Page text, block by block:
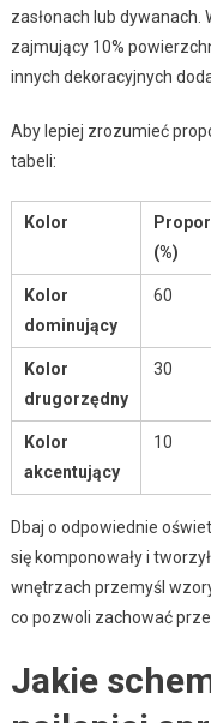
zasłonach lub dywanach.
zajmujący 10%
innych dekoracyjnych
Aby lepiej zrozumieć
tabeli:
Kolor
(%)
Kolor
dominujący
60
Kolor
drugorzędny
30
Kolor
akcentujący
10
Dbaj o odpowiednie
się komponowały i
wnętrzach przemyśl
co pozwoli zachować
Jakie